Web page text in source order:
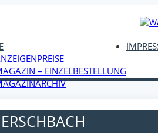
– EINZELBESTELLUNG